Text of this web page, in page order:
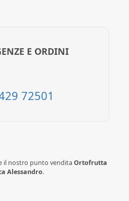
E ORDINI
72501
il nostro punto vendita Ortofrutta
Alessandro.